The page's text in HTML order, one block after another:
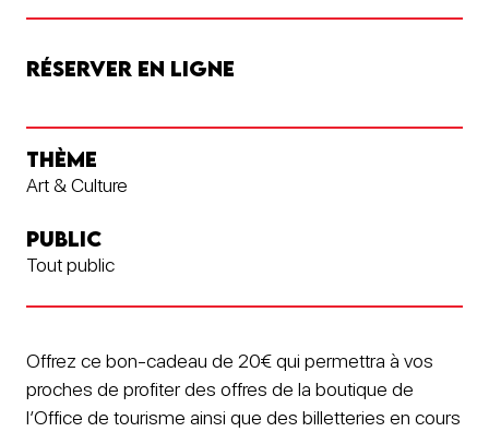
RÉSERVER EN LIGNE
THÈME
Art & Culture
PUBLIC
Tout public
Offrez ce bon-cadeau de 20€ qui permettra à vos
proches de profiter des offres de la boutique de
l’Office de tourisme ainsi que des billetteries en cours